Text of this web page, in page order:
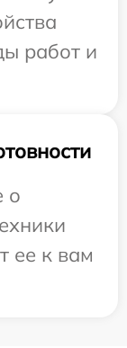
работ и
о
ее к вам